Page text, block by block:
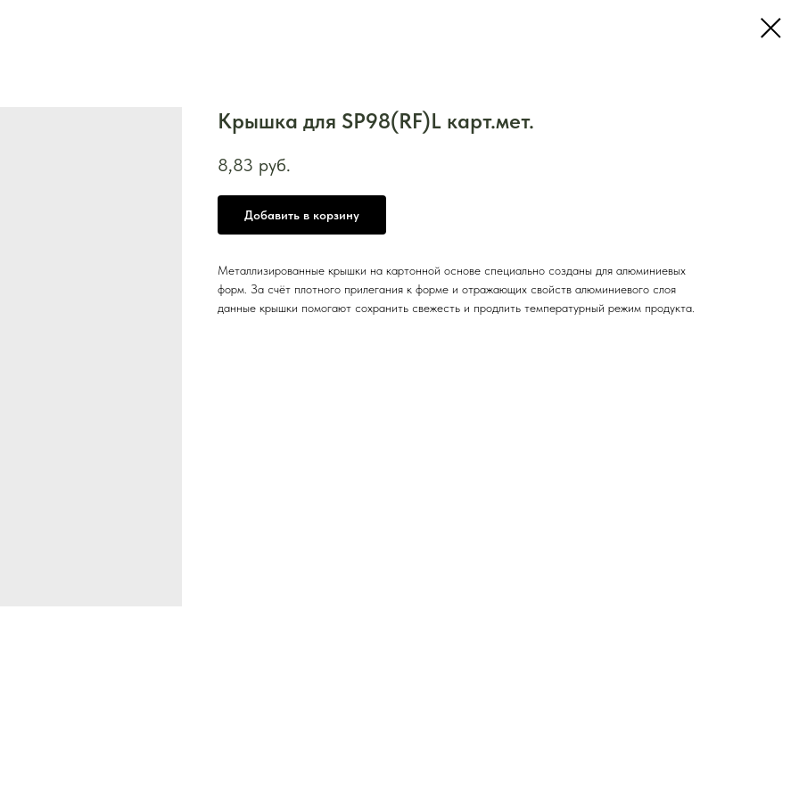
Крышка для SP98(RF)L карт.мет.
8,83 руб.
Добавить в корзину
Металлизированные крышки на картонной основе специально созданы для алюминиевых
форм. За счёт плотного прилегания к форме и отражающих свойств алюминиевого слоя
данные крышки помогают сохранить свежесть и продлить температурный режим продукта.